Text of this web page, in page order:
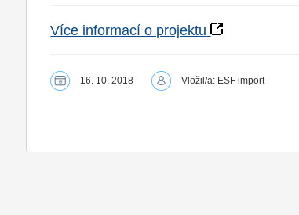
Více informací o projektu
16. 10. 2018 Vložil/a: ESF import